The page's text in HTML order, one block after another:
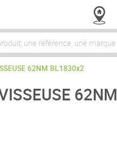
62NM BL1830x2
62NM